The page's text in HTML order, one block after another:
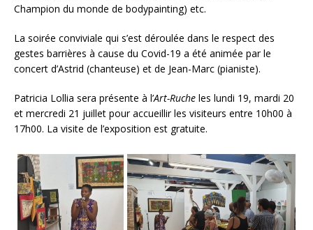
Champion du monde de bodypainting) etc.
La soirée conviviale qui s’est déroulée dans le respect des
gestes barrières à cause du Covid-19 a été animée par le
concert d’Astrid (chanteuse) et de Jean-Marc (pianiste).
Patricia Lollia sera présente à l’Art-Ruche les lundi 19, mardi 20
et mercredi 21 juillet pour accueillir les visiteurs entre 10h00 à
17h00. La visite de l’exposition est gratuite.